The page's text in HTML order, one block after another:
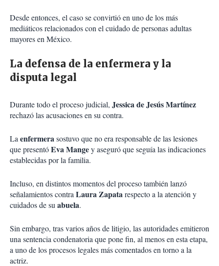
Desde entonces, el caso se convirtió en uno de los más
mediáticos relacionados con el cuidado de personas adultas
mayores en México.
La defensa de la enfermera y la
disputa legal
Durante todo el proceso judicial, Jessica de Jesús Martínez
rechazó las acusaciones en su contra.
La enfermerasostuvo que no era responsable de las lesiones
que presentóEva Mangey aseguró que seguía las indicaciones
establecidas por la familia.
Incluso, en distintos momentos del proceso también lanzó
señalamientos contra Laura Zapatarespecto a la atención y
cuidados de su abuela.
Sin embargo, tras varios años de litigio, las autoridades emitieron
una sentencia condenatoria que pone fin, al menos en esta etapa,
a uno de los procesos legales más comentados en torno a la
actriz.